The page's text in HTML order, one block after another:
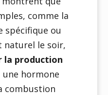
comme la
spécifique ou
naturel le soir,
la production
une hormone
combustion